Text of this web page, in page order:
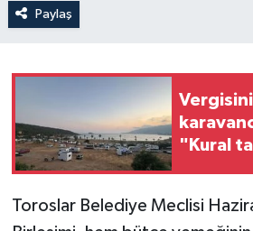
Paylaş
"Kural
Toroslar Belediye Meclisi